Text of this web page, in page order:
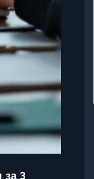
за 3